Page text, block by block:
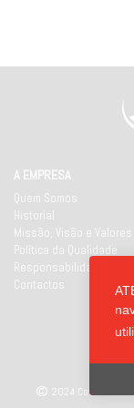
A EMPRESA
Quem Somos
Historial
Missão, Visão e Valores
Política da Qualidade
Responsabilidade Social
Contactos
2024 Covihotel -